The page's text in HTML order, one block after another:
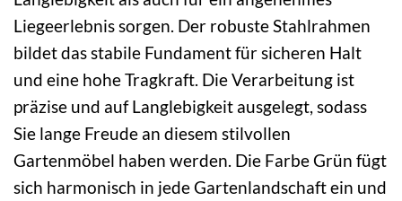
Liegeerlebnis sorgen. Der robuste Stahlrahmen
bildet das stabile Fundament für sicheren Halt
und eine hohe Tragkraft. Die Verarbeitung ist
präzise und auf Langlebigkeit ausgelegt, sodass
Sie lange Freude an diesem stilvollen
Gartenmöbel haben werden. Die Farbe Grün fügt
sich harmonisch in jede Gartenlandschaft ein und